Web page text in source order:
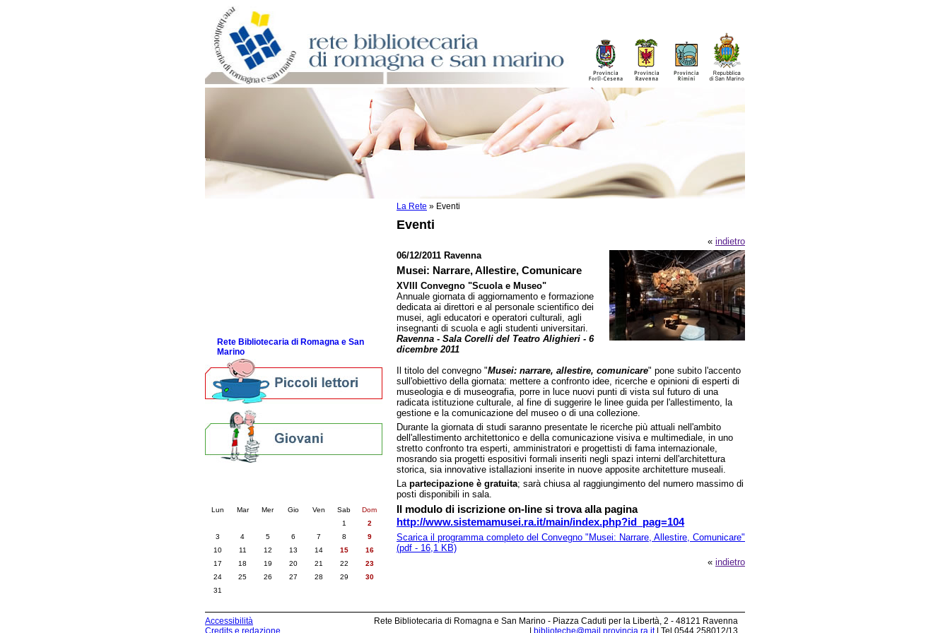
La Rete » Eventi
Eventi
« indietro
06/12/2011 Ravenna
Musei: Narrare, Allestire, Comunicare
XVIII Convegno "Scuola e Museo"
Annuale giornata di aggiornamento e formazione
dedicata ai direttori e al personale scientifico dei
musei, agli educatori e operatori culturali, agli
insegnanti di scuola e agli studenti universitari.
Ravenna - Sala Corelli del Teatro Alighieri - 6
dicembre 2011
Il titolo del convegno "Musei: narrare, allestire, comunicare" pone subito l'accento
sull'obiettivo della giornata: mettere a confronto idee, ricerche e opinioni di esperti di
museologia e di museografia, porre in luce nuovi punti di vista sul futuro di una
radicata istituzione culturale, al fine di suggerire le linee guida per l'allestimento, la
gestione e la comunicazione del museo o di una collezione.
Durante la giornata di studi saranno presentate le ricerche più attuali nell'ambito
dell'allestimento architettonico e della comunicazione visiva e multimediale, in uno
stretto confronto tra esperti, amministratori e progettisti di fama internazionale,
mosrando sia progetti espositivi formali inseriti negli spazi interni dell'architettura
storica, sia innovative istallazioni inserite in nuove apposite architetture museali.
La partecipazione è gratuita; sarà chiusa al raggiungimento del numero massimo di
posti disponibili in sala.
Il modulo di iscrizione on-line si trova alla pagina
http://www.sistemamusei.ra.it/main/index.php?id_pag=104
Scarica il programma completo del Convegno "Musei: Narrare, Allestire, Comunicare"
(pdf - 16,1 KB)
« indietro
Rete Bibliotecaria di Romagna e San
Marino
Lun Mar Mer Gio Ven Sab
Dom
1
2
3
4 5 6 7 8
9
10
11 12 13 14 15
16
17
18 19 20 21 22
23
24
25 26 27 28 29
30
31
Accessibilità
Credits e redazione
Rete Bibliotecaria di Romagna e San Marino - Piazza Caduti per la Libertà, 2 - 48121 Ravenna
biblioteche@mail.provincia.ra.it| Tel 0544.258012/13